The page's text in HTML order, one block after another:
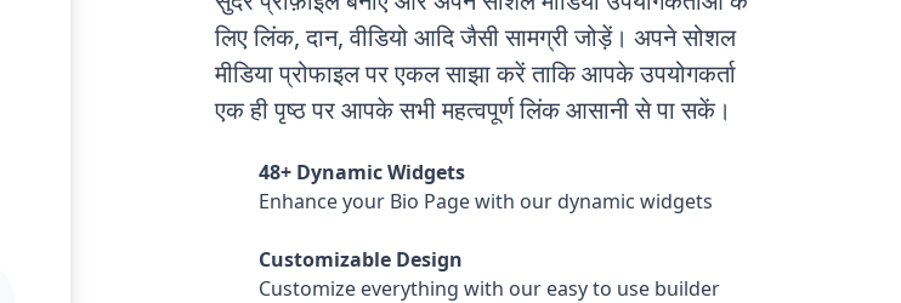
लिए लिंक, दान, वीडियो आदि जैसी सामग्री जोड़ें। अपने सोशल
मीडिया प्रोफाइल पर एकल साझा करें ताकि आपके उपयोगकर्ता
एक ही पृष्ठ पर आपके सभी महत्वपूर्ण लिंक आसानी से पा सकें।
48+ Dynamic Widgets
Enhance your Bio Page with our dynamic widgets
Customizable Design
Customize everything with our easy to use builder